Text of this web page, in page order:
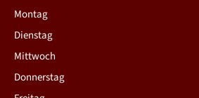
Montag
Dienstag
Mittwoch
Donnerstag